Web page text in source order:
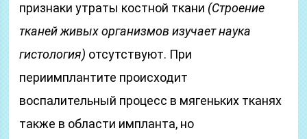
признаки утраты костной ткани (Строение
тканей живых организмов изучает наука
гистология) отсутствуют. При
периимплантите происходит
воспалительный процесс в мягеньких тканях
также в области импланта, но